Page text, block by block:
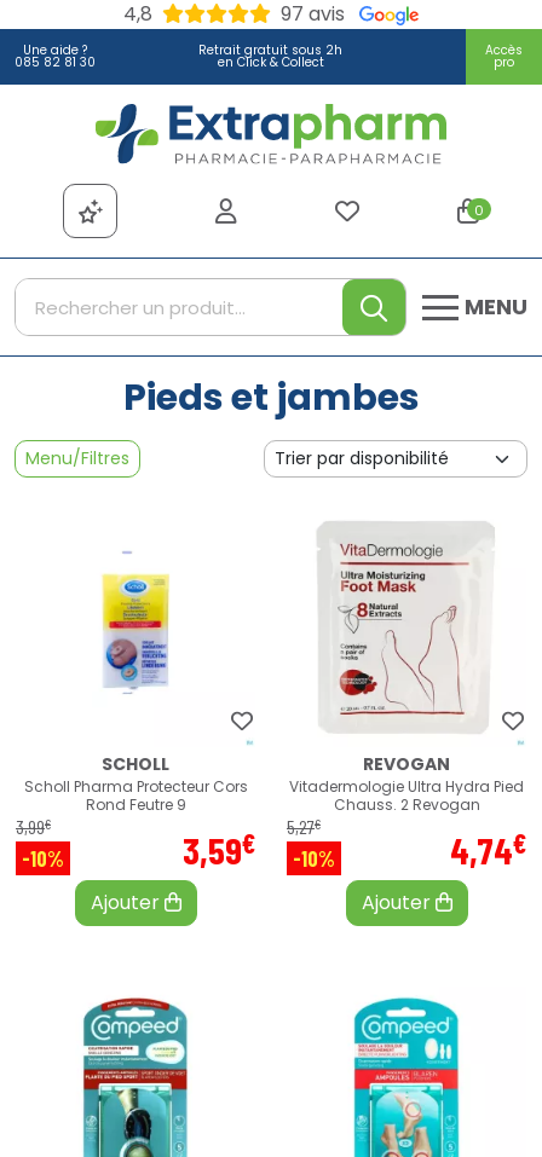
4,8 97 avis
Une aide ?
085 82 81 30
Retrait gratuit sous 2h
en Click & Collect
Accès
pro
Extrapharm Votre
0
MENU
Pieds et jambes
Menu/Filtres
SCHOLL
Scholl Pharma Protecteur Cors
Rond Feutre 9
3,99€
-10% 3,59€
Ajouter
REVOGAN
Vitadermologie Ultra Hydra Pied
Chauss. 2 Revogan
5,27€
-10% 4,74€
Ajouter